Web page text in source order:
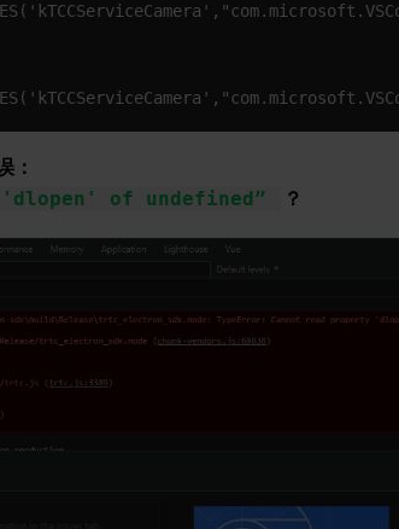
：
of undefined” ？